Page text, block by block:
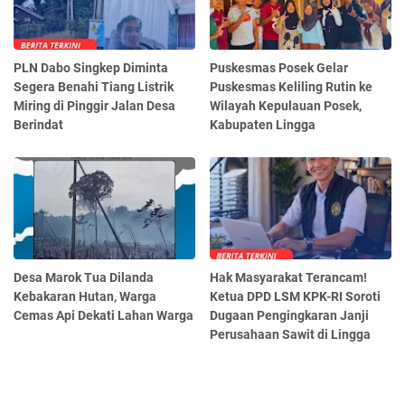
PLN Dabo Singkep Diminta
Segera Benahi Tiang Listrik
Miring di Pinggir Jalan Desa
Berindat
Puskesmas Posek Gelar
Puskesmas Keliling Rutin ke
Wilayah Kepulauan Posek,
Kabupaten Lingga
Desa Marok Tua Dilanda
Kebakaran Hutan, Warga
Cemas Api Dekati Lahan Warga
Hak Masyarakat Terancam!
Ketua DPD LSM KPK-RI Soroti
Dugaan Pengingkaran Janji
Perusahaan Sawit di Lingga